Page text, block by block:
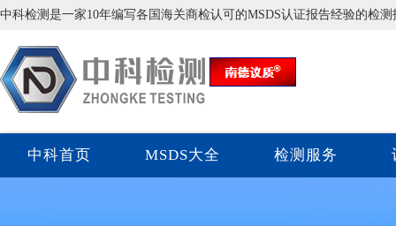
中科检测是一家10年编写各国海关商检认可的MSDS认证报告经验的检
中科首页 MSDS大全 检测服务